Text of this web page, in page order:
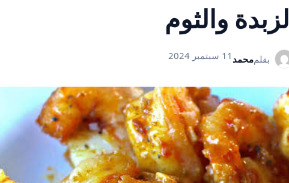
الزبدة والثوم
بقلممحمد 11 سبتمبر 2024